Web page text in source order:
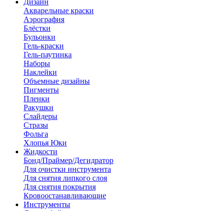
Дизайн
Акварельные краски
Аэрография
Блёстки
Бульонки
Гель-краски
Гель-паутинка
Наборы
Наклейки
Объемные дизайны
Пигменты
Пленки
Ракушки
Слайдеры
Стразы
Фольга
Хлопья Юки
Жидкости
Бонд/Праймер/Дегидратор
Для очистки инструмента
Для снятия липкого слоя
Для снятия покрытия
Кровоостанавливающие
Инструменты